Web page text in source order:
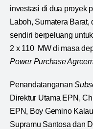
investasi di dua proyek
Laboh, Sumatera
sendiri berpeluang
2 x 110 MW di masa
Power Purchase
Penandatanganan
Direktur Utama EPN,
EPN, Boy Gemino
Supramu Santosa dan